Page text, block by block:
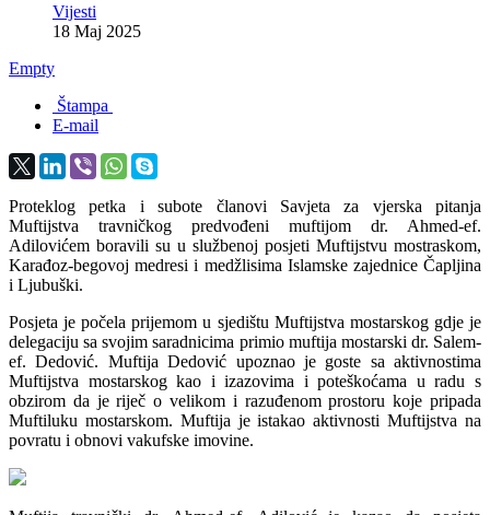
Vijesti
18 Maj 2025
Empty
Štampa
E-mail
Proteklog petka i subote članovi Savjeta za vjerska pitanja
Muftijstva travničkog predvođeni muftijom dr. Ahmed-ef.
Adilovićem boravili su u službenoj posjeti Muftijstvu mostraskom,
Karađoz-begovoj medresi i medžlisima Islamske zajednice Čapljina
i Ljubuški.
Posjeta je počela prijemom u sjedištu Muftijstva mostarskog gdje je
delegaciju sa svojim saradnicima primio muftija mostarski dr. Salem-
ef. Dedović. Muftija Dedović upoznao je goste sa aktivnostima
Muftijstva mostarskog kao i izazovima i poteškoćama u radu s
obzirom da je riječ o velikom i razuđenom prostoru koje pripada
Muftiluku mostarskom. Muftija je istakao aktivnosti Muftijstva na
povratu i obnovi vakufske imovine.